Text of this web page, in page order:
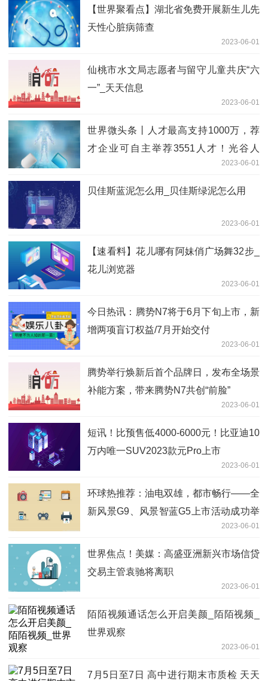
【世界聚看点】湖北省免费开展新生儿先
天性心脏病筛查
2023-06-01
仙桃市水文局志愿者与留守儿童共庆“六
一”_天天信息
2023-06-01
世界微头条丨人才最高支持1000万，荐
才企业可自主举荐3551人才！光谷人
2023-06-01
贝佳斯蓝泥怎么用_贝佳斯绿泥怎么用
2023-06-01
【速看料】花儿哪有阿妹俏广场舞32步_
花儿浏览器
2023-06-01
今日热讯：腾势N7将于6月下旬上市，新
增两项盲订权益/7月开始交付
2023-06-01
腾势举行焕新后首个品牌日，发布全场景
补能方案，带来腾势N7共创“前脸”
2023-06-01
短讯！比预售低4000-6000元！比亚迪10
万内唯一SUV2023款元Pro上市
2023-06-01
环球热推荐：油电双雄，都市畅行——全
新风景G9、风景智蓝G5上市活动成功举
2023-06-01
世界焦点！美媒：高盛亚洲新兴市场信贷
交易主管袁驰将离职
2023-06-01
陌陌视频通话怎么开启美颜_陌陌视频_
世界观察
2023-06-01
7月5日至7日 高中进行期末市质检 天天